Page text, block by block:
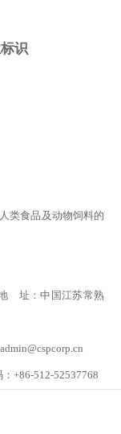
识
类食品及动物饲料的
址：中国江苏常熟
512-52537768